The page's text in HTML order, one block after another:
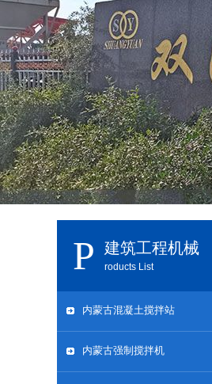
建筑工程机械
roducts List
内蒙古混凝土搅拌站
内蒙古强制搅拌机